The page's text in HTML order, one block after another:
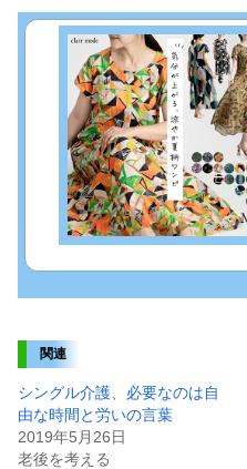
関連
シングル介護、必要なのは自
由な時間と労いの言葉
2019年5月26日
老後を考える